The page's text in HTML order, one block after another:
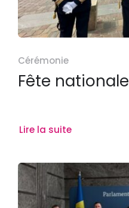
Cérémonie
Fête nationale
Lire la suite